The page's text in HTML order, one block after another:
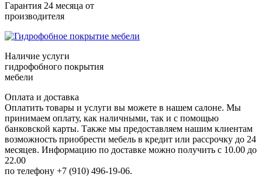
Гарантия 24 месяца от
производителя
Наличие услуги
гидрофобного покрытия
мебели
Оплата и доставка
Оплатить товары и услуги вы можете в нашем салоне. Мы
принимаем оплату, как наличными, так и с помощью
банковской карты. Также мы предоставляем нашим клиентам
возможность приобрести мебель в кредит или рассрочку до 24
месяцев. Информацию по доставке можно получить с 10.00 до
22.00
по телефону +7 (910) 496-19-06.